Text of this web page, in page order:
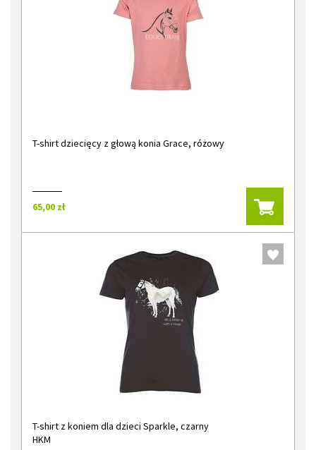
T-shirt dziecięcy z głową konia Grace, różowy
65,00 zł
T-shirt z koniem dla dzieci Sparkle, czarny
HKM